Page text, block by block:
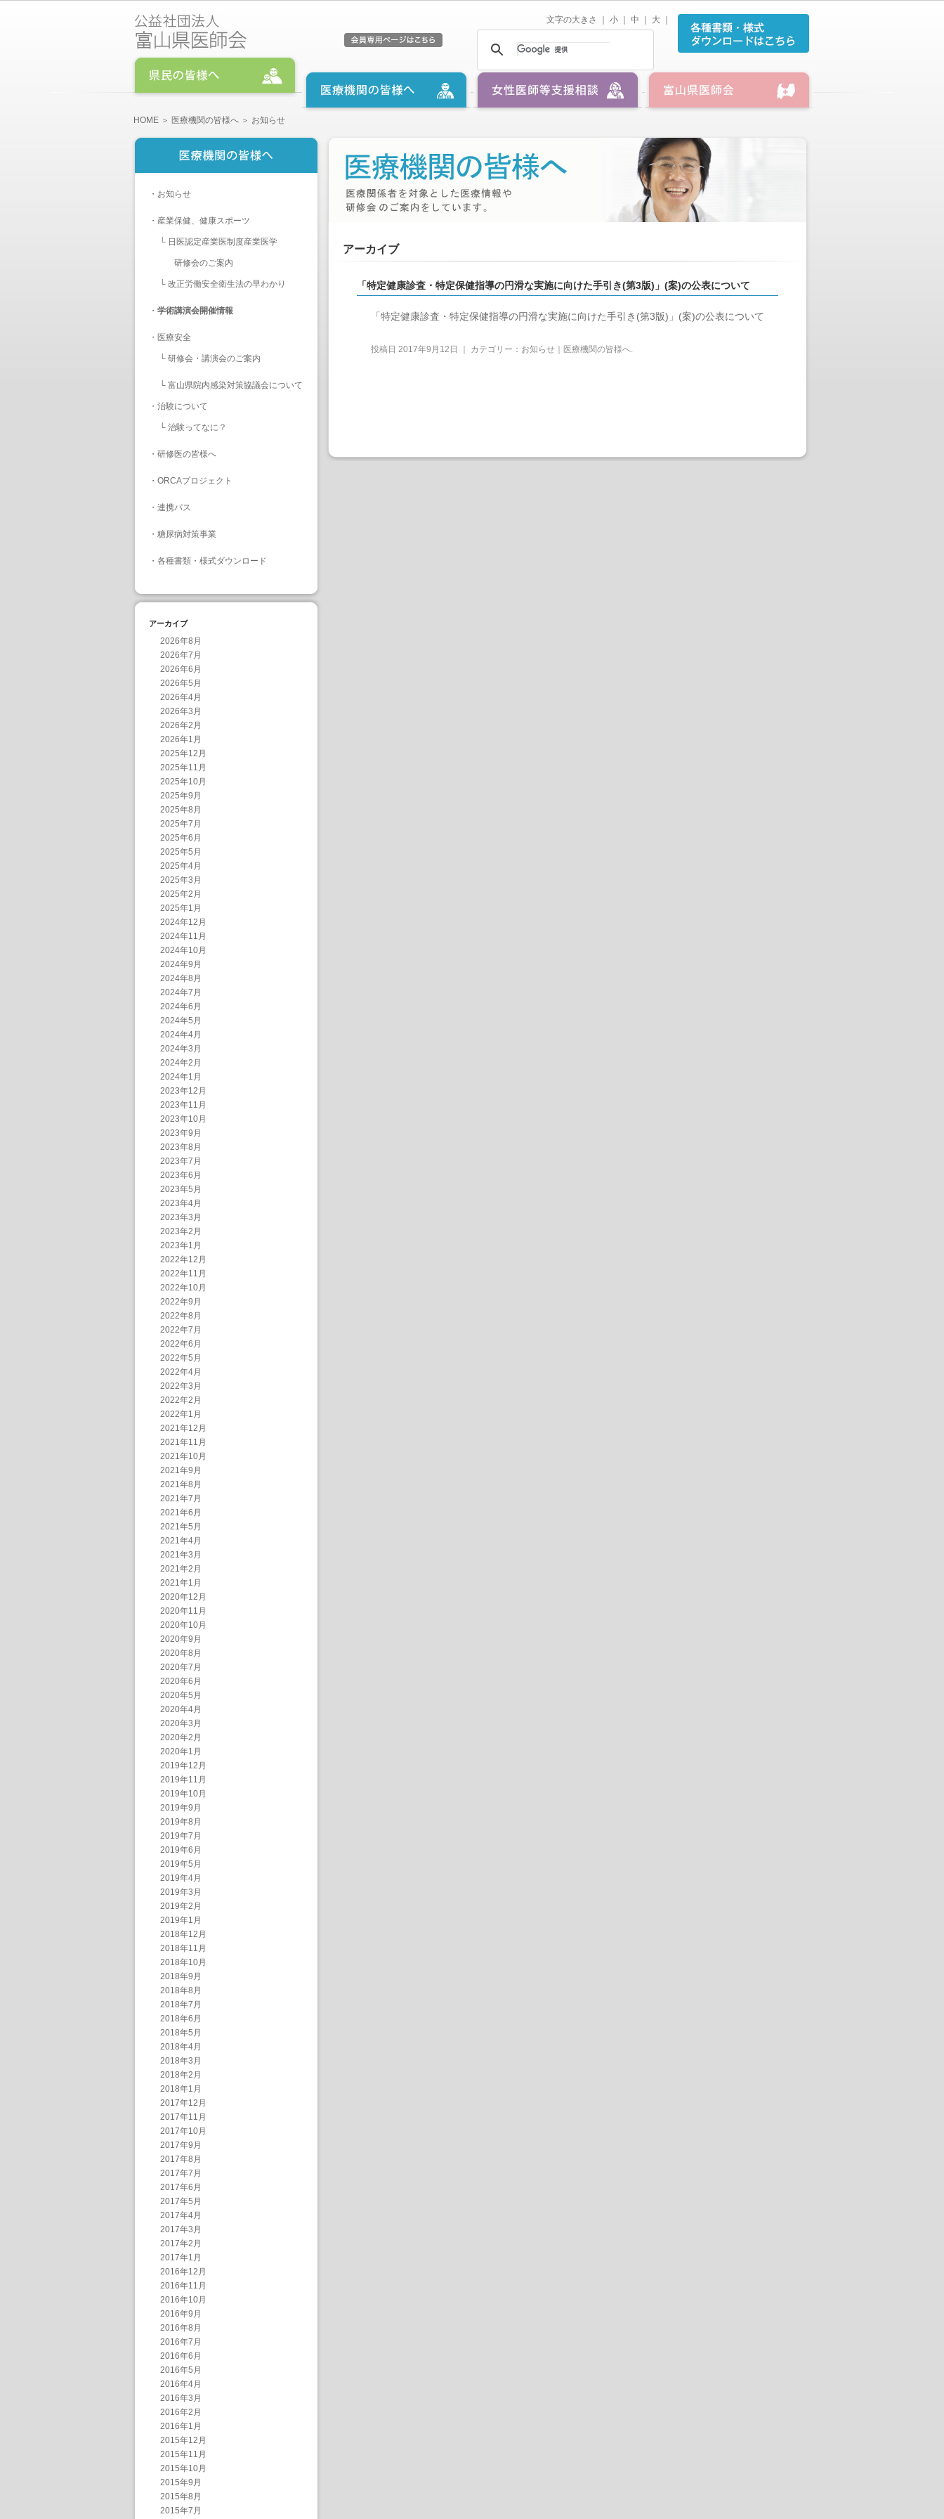
文字の大きさ ｜ 小 中 大
HOME ＞ 医療機関の皆様へ ＞ お知らせ
・ お知らせ
・ 産業保健、健康スポーツ
└ 日医認定産業医制度産業医学
研修会のご案内
└ 改正労働安全衛生法の早わかり
・ 学術講演会開催情報
・ 医療安全
└ 研修会・講演会のご案内
└ 富山県院内感染対策協議会について
・ 治験について
└ 治験ってなに？
・ 研修医の皆様へ
・ ORCAプロジェクト
・ 連携パス
・ 糖尿病対策事業
・ 各種書類・様式ダウンロード
アーカイブ
2026年8月
2026年7月
2026年6月
2026年5月
2026年4月
2026年3月
2026年2月
2026年1月
2025年12月
2025年11月
2025年10月
2025年9月
2025年8月
2025年7月
2025年6月
2025年5月
2025年4月
2025年3月
2025年2月
2025年1月
2024年12月
2024年11月
2024年10月
2024年9月
2024年8月
2024年7月
2024年6月
2024年5月
2024年4月
2024年3月
2024年2月
2024年1月
2023年12月
2023年11月
2023年10月
2023年9月
2023年8月
2023年7月
2023年6月
2023年5月
2023年4月
2023年3月
2023年2月
2023年1月
2022年12月
2022年11月
2022年10月
2022年9月
2022年8月
2022年7月
2022年6月
2022年5月
2022年4月
2022年3月
2022年2月
2022年1月
2021年12月
2021年11月
2021年10月
2021年9月
2021年8月
2021年7月
2021年6月
2021年5月
2021年4月
2021年3月
2021年2月
2021年1月
2020年12月
2020年11月
2020年10月
2020年9月
2020年8月
2020年7月
2020年6月
2020年5月
2020年4月
2020年3月
2020年2月
2020年1月
2019年12月
2019年11月
2019年10月
2019年9月
2019年8月
2019年7月
2019年6月
2019年5月
2019年4月
2019年3月
2019年2月
2019年1月
2018年12月
2018年11月
2018年10月
2018年9月
2018年8月
2018年7月
2018年6月
2018年5月
2018年4月
2018年3月
2018年2月
2018年1月
2017年12月
2017年11月
2017年10月
2017年9月
2017年8月
2017年7月
2017年6月
2017年5月
2017年4月
2017年3月
2017年2月
2017年1月
2016年12月
2016年11月
2016年10月
2016年9月
2016年8月
2016年7月
2016年6月
2016年5月
2016年4月
2016年3月
2016年2月
2016年1月
2015年12月
2015年11月
2015年10月
2015年9月
2015年8月
2015年7月
アーカイブ
「特定健康診査・特定保健指導の円滑な実施に向けた手引き(第3版)」(案)の公表について
「特定健康診査・特定保健指導の円滑な実施に向けた手引き(第3版)」(案)の公表について
投稿日 2017年9月12日 ｜ カテゴリー： お知らせ｜医療機関の皆様へ.